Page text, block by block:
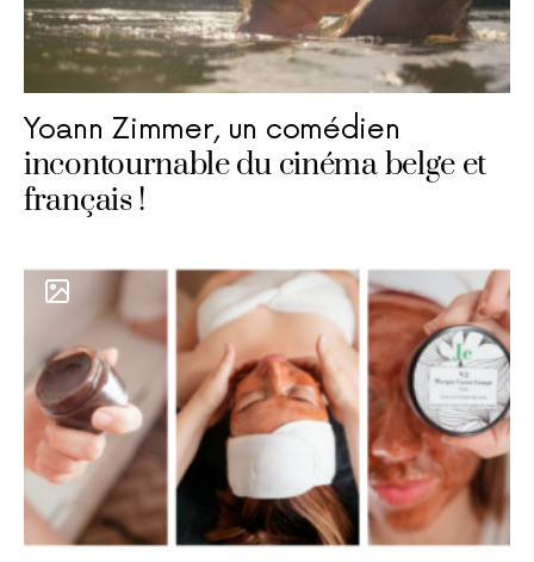
Yoann Zimmer, un comédien
incontournable du cinéma belge et
français !